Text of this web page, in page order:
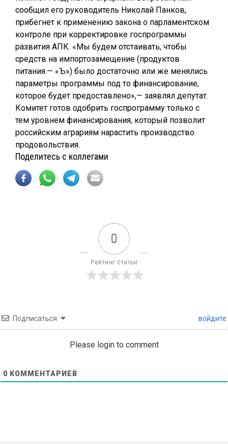
сообщил его руководитель Николай Панков,
прибегнет к применению закона о парламентском
контроле при корректировке госпрограммы
развития АПК. «Мы будем отстаивать, чтобы
средств на импортозамещение (продуктов
питания.— «Ъ») было достаточно или же менялись
параметры программы под то финансирование,
которое будет предоставлено»,— заявлял депутат.
Комитет готов одобрить госпрограмму только с
тем уровнем финансирования, который позволит
российским аграриям нарастить производство
продовольствия.
Поделитесь с коллегами
0
Рейтинг статьи
Подписаться войдите
Please login to comment
0 КОММЕНТАРИЕВ